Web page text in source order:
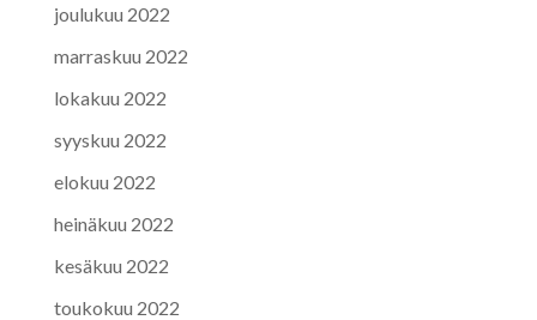
joulukuu 2022
marraskuu 2022
lokakuu 2022
syyskuu 2022
elokuu 2022
heinäkuu 2022
kesäkuu 2022
toukokuu 2022